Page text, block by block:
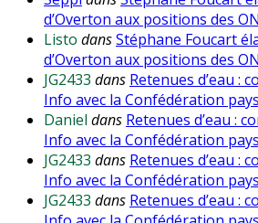
d’Overton aux positions des
Listo dansStéphane Foucart
d’Overton aux positions des
JG2433 dans Retenues d’eau :
Info avec la Confédération
Daniel dans Retenues d’eau :
Info avec la Confédération
JG2433 dans Retenues d’eau :
Info avec la Confédération
JG2433 dans Retenues d’eau :